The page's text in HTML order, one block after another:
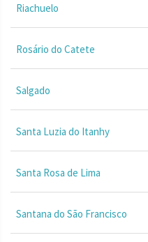
Riachuelo
Rosário do Catete
Salgado
Santa Luzia do Itanhy
Santa Rosa de Lima
Santana do São Francisco